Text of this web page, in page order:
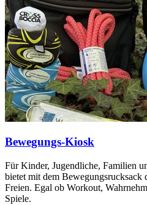
Bewegungs-Kiosk
Für Kinder, Jugendliche, Familien
bietet mit dem Bewegungsrucksack
Freien. Egal ob Workout,
Spiele.